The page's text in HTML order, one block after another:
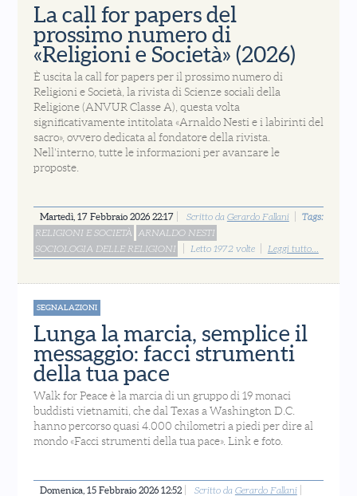
La call for papers del
prossimo numero di
«Religioni e Società» (2026)
È uscita la call for papers per il prossimo numero di
Religioni e Società, la rivista di Scienze sociali della
Religione (ANVUR Classe A), questa volta
significativamente intitolata «Arnaldo Nesti e i labirinti del
sacro», ovvero dedicata al fondatore della rivista.
Nell'interno, tutte le informazioni per avanzare le
proposte.
Martedì, 17 Febbraio 2026 22:17 Scritto da Gerardo Fallani
Tags:
RELIGIONI E SOCIETÀ
ARNALDO NESTI
SOCIOLOGIA DELLE RELIGIONI
Letto 1972 volte Leggi tutto...
SEGNALAZIONI
Lunga la marcia, semplice il
messaggio: facci strumenti
della tua pace
Walk for Peace è la marcia di un gruppo di 19 monaci
buddisti vietnamiti, che dal Texas a Washington D.C.
hanno percorso quasi 4.000 chilometri a piedi per dire al
mondo «Facci strumenti della tua pace». Link e foto.
Domenica, 15 Febbraio 2026 12:52 Scritto da Gerardo Fallani